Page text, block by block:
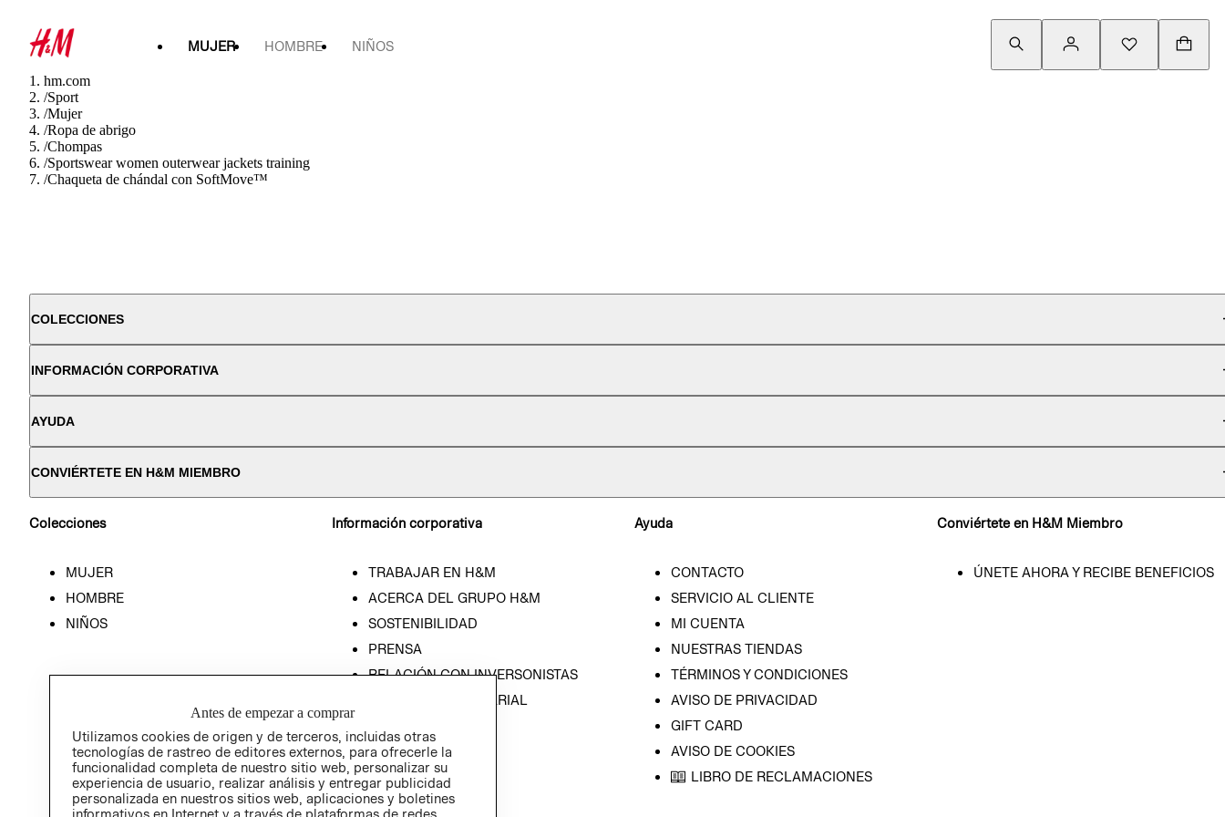
MUJER HOMBRE NIÑOS
hm.com
/Sport
/Mujer
/Ropa de abrigo
/Chompas
/Sportswear women outerwear jackets training
/Chaqueta de chándal con SoftMove™
COLECCIONES
INFORMACIÓN CORPORATIVA
AYUDA
CONVIÉRTETE EN H&M MIEMBRO
Colecciones
MUJER
HOMBRE
NIÑOS
Información corporativa
TRABAJAR EN H&M
ACERCA DEL GRUPO H&M
SOSTENIBILIDAD
PRENSA
RELACIÓN CON INVERSONISTAS
POLÍTICA EMPRESARIAL
Ayuda
CONTACTO
SERVICIO AL CLIENTE
MI CUENTA
NUESTRAS TIENDAS
TÉRMINOS Y CONDICIONES
AVISO DE PRIVACIDAD
GIFT CARD
AVISO DE COOKIES
LIBRO DE RECLAMACIONES
Conviértete en H&M Miembro
ÚNETE AHORA Y RECIBE BENEFICIOS
Antes de empezar a comprar
Utilizamos cookies de origen y de terceros, incluidas otras
tecnologías de rastreo de editores externos, para ofrecerle la
funcionalidad completa de nuestro sitio web, personalizar su
experiencia de usuario, realizar análisis y entregar publicidad
personalizada en nuestros sitios web, aplicaciones y boletines
informativos en Internet y a través de plataformas de redes